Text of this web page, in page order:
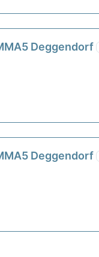
Deggendorf
Deggendorf